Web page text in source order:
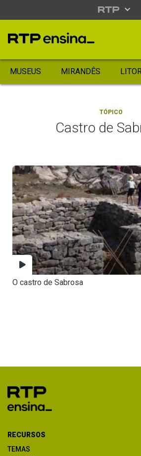
MUSEUS MIRANDÊS
TÓPICO
Castro de
O castro de Sabrosa
RECURSOS
TEMAS